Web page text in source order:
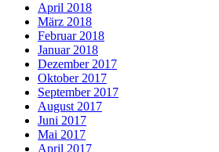
April 2018
März 2018
Februar 2018
Januar 2018
Dezember 2017
Oktober 2017
September 2017
August 2017
Juni 2017
Mai 2017
April 2017